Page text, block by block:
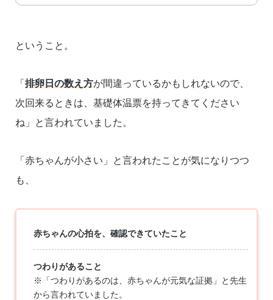
ということ。
「 排卵日の数え方が間違っているかもしれないので、
次回来るときは、基礎体温票を持ってきてください
ね」と言われていました。
「赤ちゃんが小さい」と言われたことが気になりつつ
も、
赤ちゃんの心拍を、確認できていたこと
つわりがあること
※「つわりがあるのは、赤ちゃんが元気な証拠」と先生
から言われていました。